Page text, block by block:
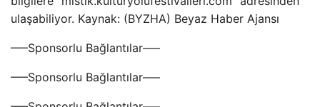
ulaşabiliyor. Kaynak: (BYZHA) Beyaz Haber Ajansı
—–Sponsorlu Bağlantılar—–
—–Sponsorlu Bağlantılar—–